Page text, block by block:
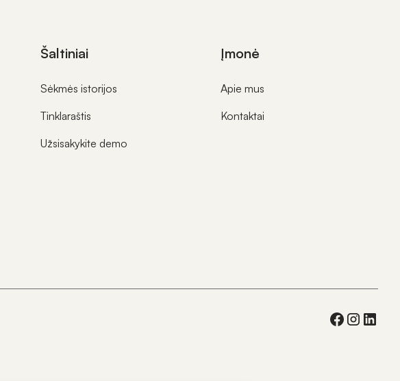
Šaltiniai
Sėkmės istorijos
Tinklaraštis
Užsisakykite demo
Įmonė
Apie mus
Kontaktai